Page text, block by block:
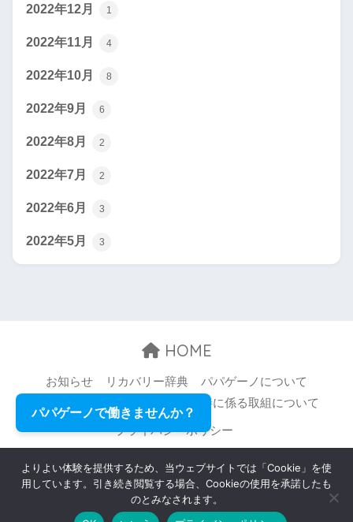
2022年12月 1
2022年11月 4
2022年10月 8
2022年9月 6
2022年8月 2
2022年7月 2
2022年6月 3
2022年5月 3
HOME
お知らせ リカバリー辞典
パパゲーノについて
職場環境等の改善に係る取組について
プライバシーポリシー
© 2026 Papageno,Inc. All rights reserved.
パパゲーノで働きませんか？
よりよい体験を提供するため、当ウェブサイトでは「Cookie」を使
用しています。引き続き閲覧する場合、Cookieの使用を承諾したも
のとみなされます。